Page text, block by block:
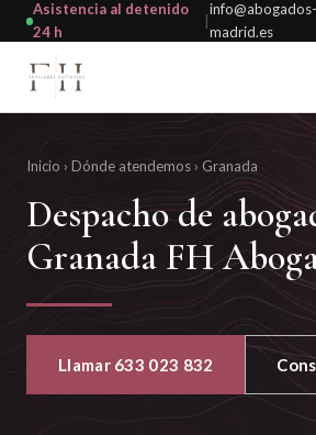
Asistencia al detenido
24 h
|
info@abogados-
madrid.es
Inicio › Dónde atendemos › Granada
Despacho de
Granada FH
Llamar 633 023 832